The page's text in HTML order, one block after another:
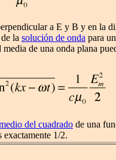
a E y B y en la
la solución de onda para
de una onda plana
del cuadrado de una
exactamente 1/2.